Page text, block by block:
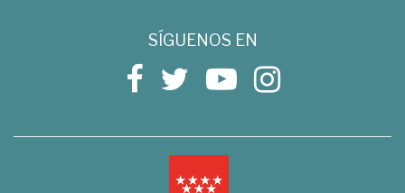
SÍGUENOS EN